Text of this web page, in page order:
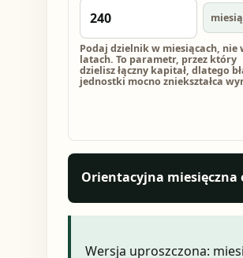
Podaj dzielnik w miesiącach, nie
latach. To parametr, przez który
dzielisz łączny kapitał, dlatego
jednostki mocno zniekształca
Orientacyjna
Wersja uproszczona: